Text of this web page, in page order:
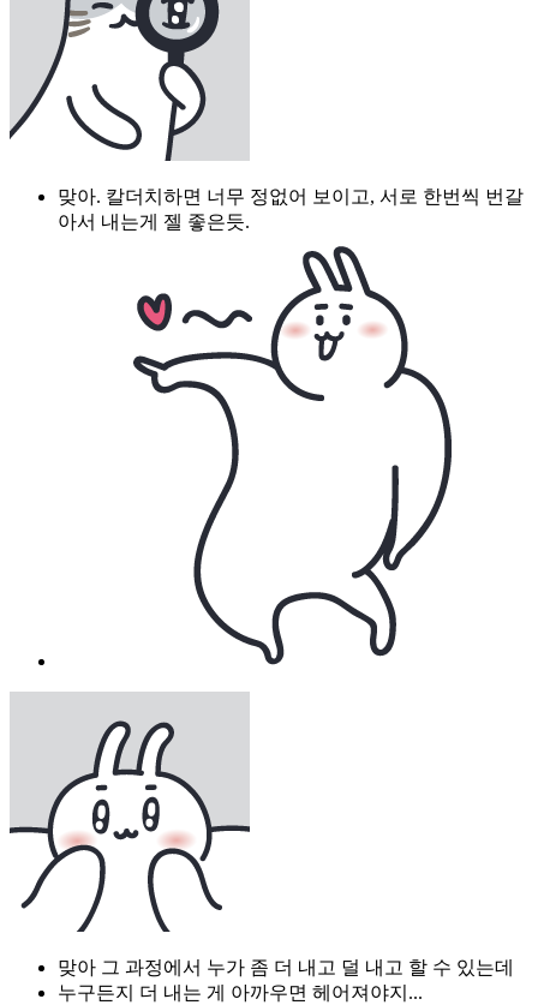
맞아. 칼더치하면 너무 정없어 보이고, 서로 한번씩 번갈
아서 내는게 젤 좋은듯.
맞아 그 과정에서 누가 좀 더 내고 덜 내고 할 수 있는데
누구든지 더 내는 게 아까우면 헤어져야지...